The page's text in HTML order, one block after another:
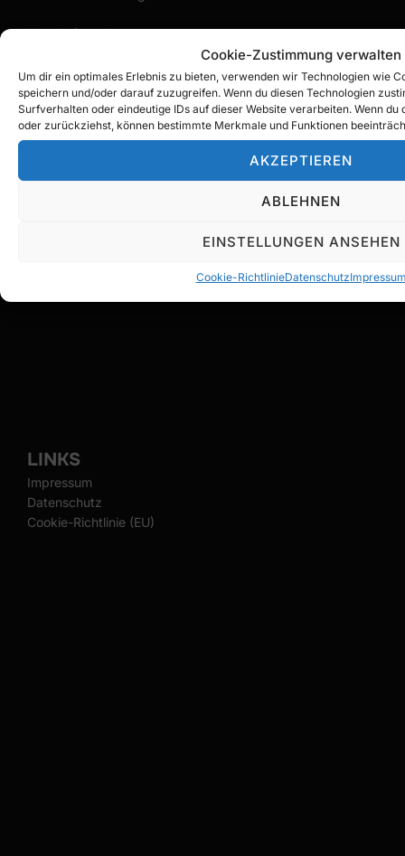
Cookie-Zustimmung verwalten
Um dir ein optimales Erlebnis zu bieten, verwenden wir Technologien wie
speichern und/oder darauf zuzugreifen. Wenn du diesen Technologien
Surfverhalten oder eindeutige IDs auf dieser Website verarbeiten. Wenn
oder zurückziehst, können bestimmte Merkmale und Funktionen
AKZEPTIEREN
ABLEHNEN
EINSTELLUNGEN ANSEHEN
Cookie-RichtlinieDatenschutz
Kontaktformular
KARTE
LINKS
Impressum
Datenschutz
Cookie-Richtlinie (EU)